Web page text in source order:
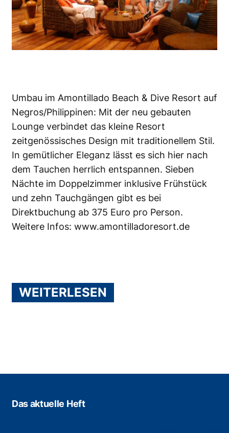
Umbau im Amontillado Beach & Dive Resort auf
Negros/Philippinen: Mit der neu gebauten
Lounge verbindet das kleine Resort
zeitgenössisches Design mit traditionellem Stil.
In gemütlicher Eleganz lässt es sich hier nach
dem Tauchen herrlich entspannen. Sieben
Nächte im Doppelzimmer inklusive Frühstück
und zehn Tauchgängen gibt es bei
Direktbuchung ab 375 Euro pro Person.
Weitere Infos: www.amontilladoresort.de
WEITERLESEN
Das aktuelle Heft